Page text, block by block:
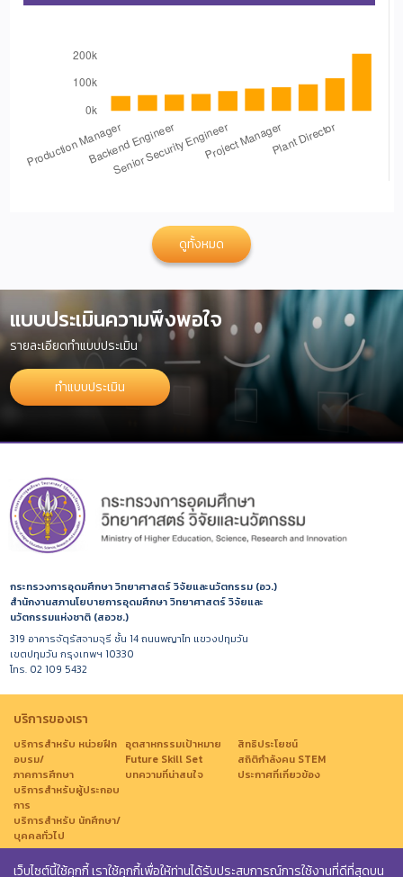
ดูทั้งหมด
แบบประเมินความพึงพอใจ
รายละเอียดทำแบบประเมิน
ทำแบบประเมิน
กระทรวงการอุดมศึกษา วิทยาศาสตร์ วิจัยและนวัตกรรม (อว.)
สำนักงานสภานโยบายการอุดมศึกษา วิทยาศาสตร์ วิจัยและ
นวัตกรรมแห่งชาติ (สอวช.)
319 อาคารจัตุรัสจามจุรี ชั้น 14 ถนนพญาไท แขวงปทุมวัน
เขตปทุมวัน กรุงเทพฯ 10330
โทร. 02 109 5432
บริการของเรา
บริการสำหรับ หน่วยฝึก
อบรม/
ภาคการศึกษา
บริการสำหรับผู้ประกอบ
การ
บริการสำหรับ นักศึกษา/
บุคคลทั่วไป
อุตสาหกรรมเป้าหมาย
Future Skill Set
บทความที่น่าสนใจ
สิทธิประโยชน์
สถิติกำลังคน STEM
ประกาศที่เกี่ยวข้อง
เว็บไซต์นี้ใช้คุกกี้ เราใช้คุกกี้เพื่อให้ท่านได้รับประสบการณ์การใช้งานที่ดีที่สุดบน